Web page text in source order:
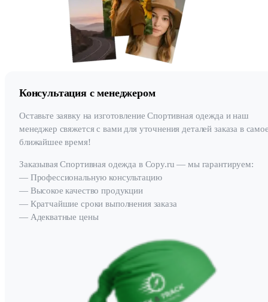
Консультация с менеджером
Оставьте заявку на изготовление Спортивная одежда и наш
менеджер свяжется с вами для уточнения деталей заказа в
ближайшее время!
Заказывая Спортивная одежда в Copy.ru — мы гарантируем:
— Профессиональную консультацию
— Высокое качество продукции
— Кратчайшие сроки выполнения заказа
— Адекватные цены